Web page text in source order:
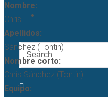
Nombre:
Chris
Apellidos:
Sánchez (Tontin)
Nombre corto:
Chris Sánchez (Tontin)
Equipo: